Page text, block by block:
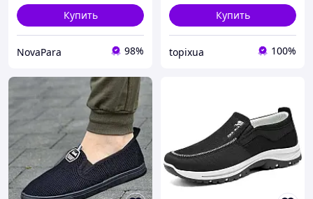
Купить
NovaPara 98%
Купить
topixua 100%